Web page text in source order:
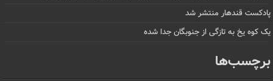
پادکست قندهار منتشر شد
یک کوه یخ به تازگی از جنوبگان جدا شده
برچسب‌ها